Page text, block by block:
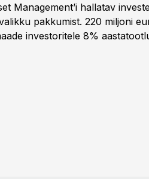
Management’i hallatav
pakkumist. 220 miljoni
investoritele 8%